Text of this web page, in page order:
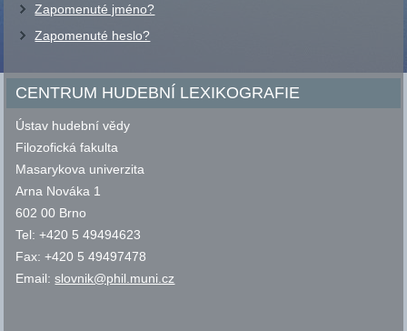
Zapomenuté jméno?
Zapomenuté heslo?
CENTRUM HUDEBNÍ LEXIKOGRAFIE
Ústav hudební vědy
Filozofická fakulta
Masarykova univerzita
Arna Nováka 1
602 00 Brno
Tel: +420 5 49494623
Fax: +420 5 49497478
Email:slovnik@phil.muni.cz